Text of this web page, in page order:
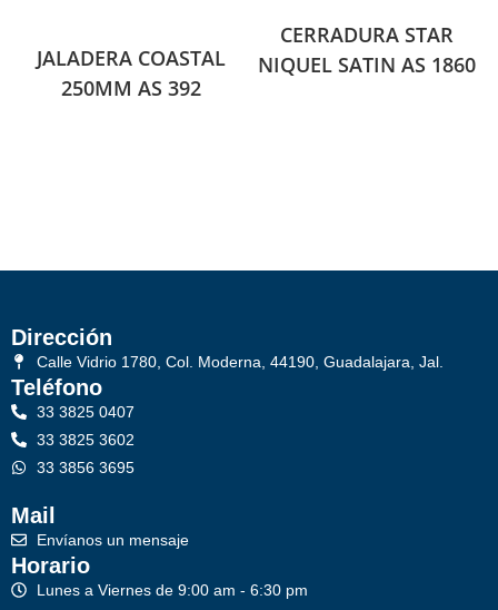
JALADERA COASTAL
250MM AS 392
CERRADURA STAR
NIQUEL SATIN AS 1860
Dirección
Calle Vidrio 1780, Col. Moderna, 44190, Guadalajara, Jal.
Teléfono
33 3825 0407
33 3825 3602
33 3856 3695
Mail
Envíanos un mensaje
Horario
Lunes a Viernes de 9:00 am - 6:30 pm